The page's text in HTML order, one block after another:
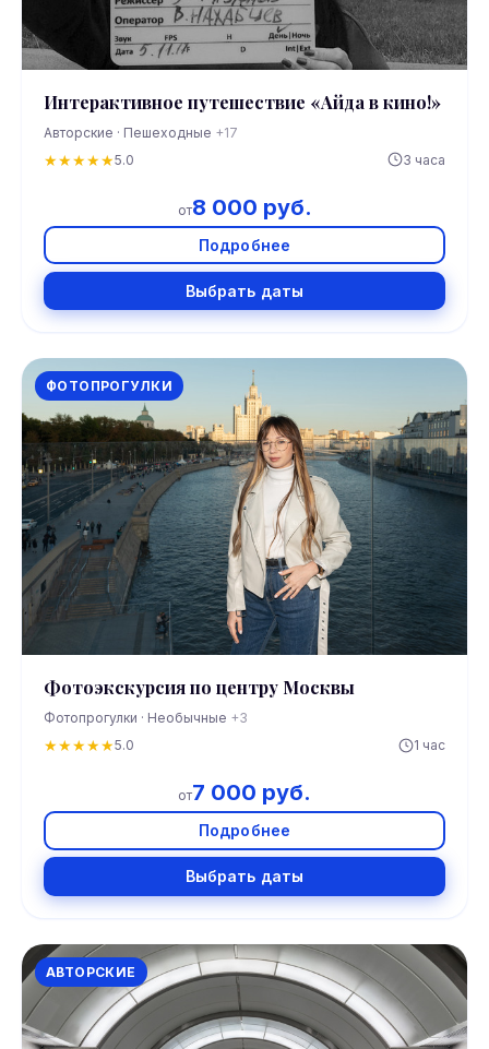
Интерактивное путешествие «Айда в кино!»
Авторские · Пешеходные +17
★★★★★5.0 3 часа
от8 000 руб.
Подробнее
Выбрать даты
ФОТОПРОГУЛКИ
Фотоэкскурсия по центру Москвы
Фотопрогулки · Необычные +3
★★★★★5.0 1 час
от7 000 руб.
Подробнее
Выбрать даты
АВТОРСКИЕ